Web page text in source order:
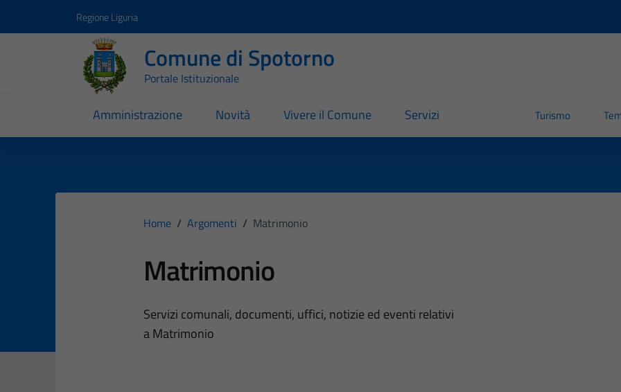
Regione Liguria
Comune di Spotorno
Portale Istituzionale
Amministrazione Novità Vivere il Comune Servizi Turismo
Home / Argomenti / Matrimonio
Matrimonio
Dettagli dell'argomento
Servizi comunali, documenti, uffici, notizie ed eventi relativi
a Matrimonio